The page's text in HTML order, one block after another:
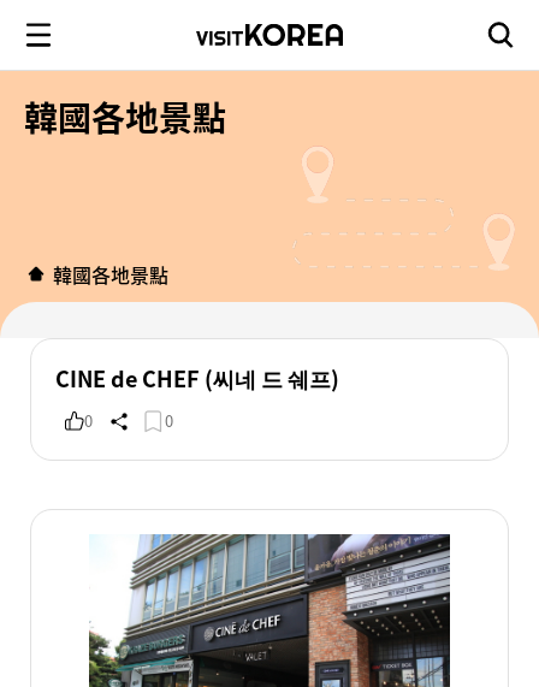
韓國各地景點
韓國各地景點
CINE de CHEF (씨네 드 쉐프)
0 0